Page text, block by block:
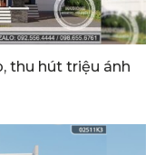
thu hút triệu ánh